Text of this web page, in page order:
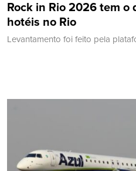
Rock in Rio 2026 tem o
hotéis no Rio
Levantamento foi feito pela